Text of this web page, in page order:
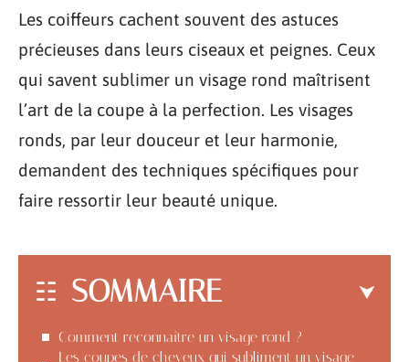
Les coiffeurs cachent souvent des astuces
précieuses dans leurs ciseaux et peignes. Ceux
qui savent sublimer un visage rond maîtrisent
l’art de la coupe à la perfection. Les visages
ronds, par leur douceur et leur harmonie,
demandent des techniques spécifiques pour
faire ressortir leur beauté unique.
SOMMAIRE
Comment reconnaître un visage rond ?
Les coupes de cheveux qui subliment un visage